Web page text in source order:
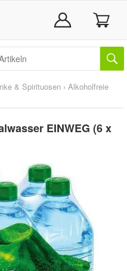
& Spirituosen › Alkoholfreie
EINWEG (6 x